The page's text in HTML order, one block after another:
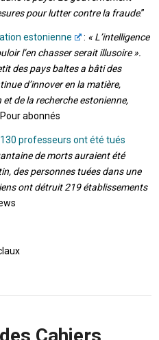
pour lutter contre la fraude.”
estonienne : « L’intelligence
l’en chasser serait illusoire ».
des pays baltes a bâti des
d’innover en la matière,
de la recherche estonienne,
Pour abonnés
130 professeurs ont été tués
de morts auraient été
des personnes tuées dans une
ont détruit 219 établissements
Cahiers